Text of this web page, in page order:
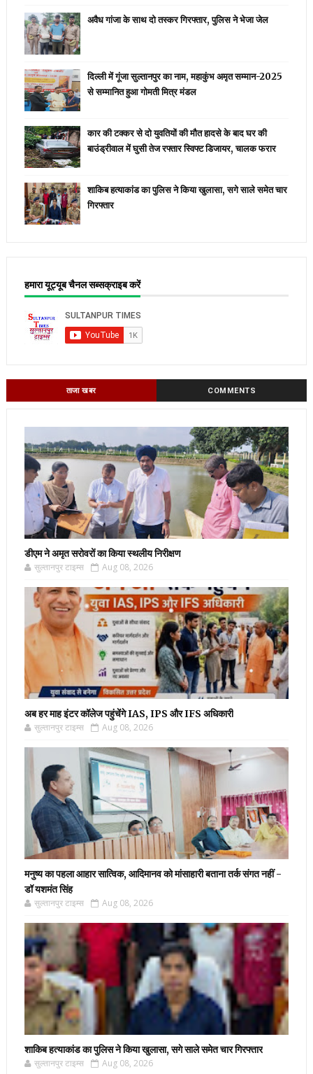
अवैध गांजा के साथ दो तस्कर गिरफ्तार, पुलिस ने भेजा जेल
दिल्ली में गूंजा सुल्तानपुर का नाम, महाकुंभ अमृत सम्मान-2025
से सम्मानित हुआ गोमती मित्र मंडल
कार की टक्कर से दो युवतियों की मौत हादसे के बाद घर की
बाउंड्रीवाल में घुसी तेज रफ्तार स्विफ्ट डिजायर, चालक फरार
शाकिब हत्याकांड का पुलिस ने किया खुलासा, सगे साले समेत चार
गिरफ्तार
हमारा यूट्यूब चैनल सब्सक्राइब करें
ताजा खबर COMMENTS
डीएम ने अमृत सरोवरों का किया स्थलीय निरीक्षण
सुल्तानपुर टाइम्स Aug 08, 2026
अब हर माह इंटर कॉलेज पहुंचेंगे IAS, IPS और IFS अधिकारी
सुल्तानपुर टाइम्स Aug 08, 2026
मनुष्य का पहला आहार सात्विक, आदिमानव को मांसाहारी बताना तर्क संगत नहीं -
डॉ यशमंत सिंह
सुल्तानपुर टाइम्स Aug 08, 2026
शाकिब हत्याकांड का पुलिस ने किया खुलासा, सगे साले समेत चार गिरफ्तार
सुल्तानपुर टाइम्स Aug 08, 2026